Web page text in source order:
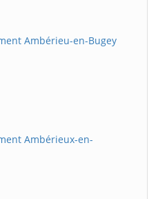
Ambérieu-en-Bugey
Ambérieux-en-